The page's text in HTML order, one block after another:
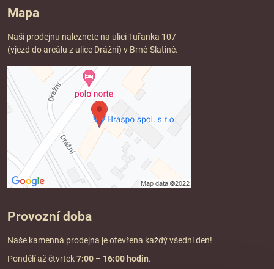
Mapa
Naši prodejnu naleznete na ulici Tuřanka 107
(vjezd do areálu z ulice Drážní) v Brně-Slatině.
Provozní doba
Naše kamenná prodejna je otevřena každý všední den!
Pondělí až čtvrtek7:00 – 16:00 hodin.